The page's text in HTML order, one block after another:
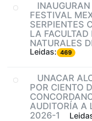
FESTIVAL
SERPIENTES
LA FACULTAD
NATURALES
Leidas: 469
UNACAR
POR CIENTO
AUDITORÍA A
2026-1